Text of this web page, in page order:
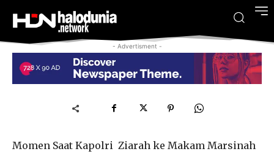
- Advertisment -
Momen Saat Kapolri Ziarah ke Makam Marsinah